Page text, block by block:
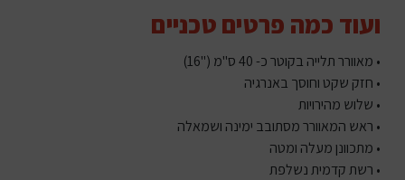
ועוד כמה פרטים טכניים
• מאוורר תלייה בקוטר כ- 40 ס"מ ("16)
• חזק שקט וחוסך באנרגיה
• שלוש מהירויות
• ראש המאוורר מסתובב ימינה ושמאלה
• מתכוונן מעלה ומטה
• רשת קדמית נשלפת